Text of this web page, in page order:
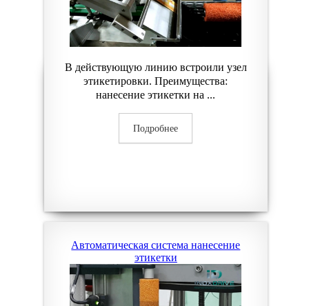
В действующую линию встроили узел
этикетировки. Преимущества:
нанесение этикетки на ...
Подробнее
Автоматическая система нанесение
этикетки